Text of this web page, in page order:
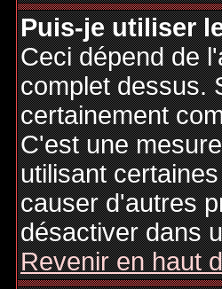
Puis-je utiliser
Ceci dépend de
complet dessus.
certainement
C'est une
utilisant
causer d'autres
désactiver dans
Revenir en haut